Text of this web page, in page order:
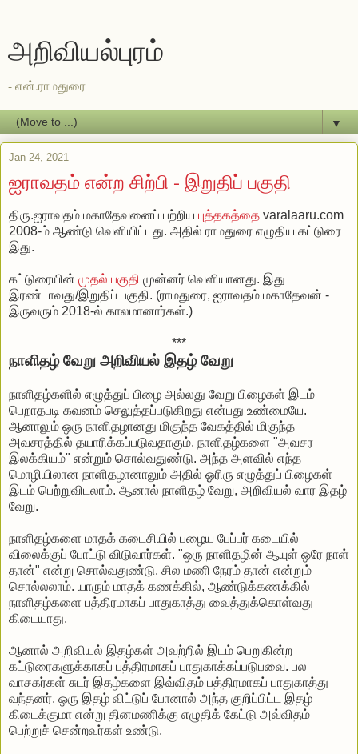
அறிவியல்புரம்
- என்.ராமதுரை
▼
Jan 24, 2021
ஐராவதம் என்ற சிற்பி - இறுதிப் பகுதி
திரு.ஐராவதம் மகாதேவனைப் பற்றிய புத்தகத்தை varalaaru.com
2008-ம் ஆண்டு வெளியிட்டது. அதில் ராமதுரை எழுதிய கட்டுரை
இது.
கட்டுரையின் முதல் பகுதி முன்னர் வெளியானது. இது
இரண்டாவது/இறுதிப் பகுதி. (ராமதுரை, ஐராவதம் மகாதேவன் -
இருவரும் 2018-ல் காலமானார்கள்.)
***
நாளிதழ் வேறு அறிவியல் இதழ் வேறு
நாளிதழ்களில் எழுத்துப் பிழை அல்லது வேறு பிழைகள் இடம்
பெறாதபடி கவனம் செலுத்தப்படுகிறது என்பது உண்மையே.
ஆனாலும் ஒரு நாளிதழானது மிகுந்த வேகத்தில் மிகுந்த
அவசரத்தில் தயாரிக்கப்படுவதாகும். நாளிதழ்களை "அவசர
இலக்கியம்" என்றும் சொல்வதுண்டு. அந்த அளவில் எந்த
மொழியிலான நாளிதழானாலும் அதில் ஓரிரு எழுத்துப் பிழைகள்
இடம் பெற்றுவிடலாம். ஆனால் நாளிதழ் வேறு, அறிவியல் வார இதழ்
வேறு.
நாளிதழ்களை மாதக் கடைசியில் பழைய பேப்பர் கடையில்
விலைக்குப் போட்டு விடுவார்கள். "ஒரு நாளிதழின் ஆயுள் ஒரே நாள்
தான்" என்று சொல்வதுண்டு. சில மணி நேரம் தான் என்றும்
சொல்லலாம். யாரும் மாதக் கணக்கில், ஆண்டுக்கணக்கில்
நாளிதழ்களை பத்திரமாகப் பாதுகாத்து வைத்துக்கொள்வது
கிடையாது.
ஆனால் அறிவியல் இதழ்கள் அவற்றில் இடம் பெறுகின்ற
கட்டுரைகளுக்காகப் பத்திரமாகப் பாதுகாக்கப்படுபவை. பல
வாசகர்கள் சுடர் இதழ்களை இவ்விதம் பத்திரமாகப் பாதுகாத்து
வந்தனர். ஒரு இதழ் விட்டுப் போனால் அந்த குறிப்பிட்ட இதழ்
கிடைக்குமா என்று தினமணிக்கு எழுதிக் கேட்டு அவ்விதம்
பெற்றுச் சென்றவர்கள் உண்டு.